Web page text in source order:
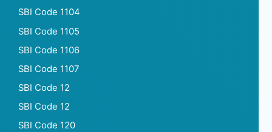
SBI Code 1104
SBI Code 1105
SBI Code 1106
SBI Code 1107
SBI Code 12
SBI Code 12
SBI Code 120